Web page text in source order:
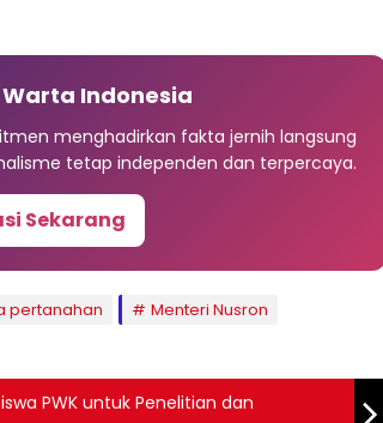
Indonesia
menghadirkan fakta jernih langsung
tetap independen dan terpercaya.
Sekarang
pertanahan
Menteri Nusron
PWK untuk Penelitian dan